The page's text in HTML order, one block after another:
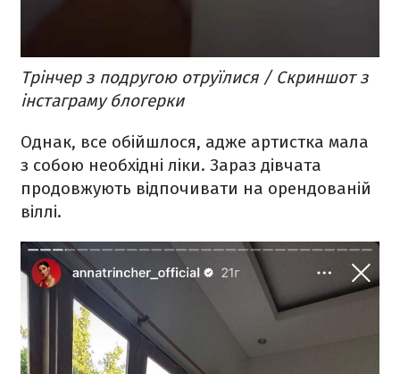
Трінчер з подругою отруїлися / Скриншот з
інстаграму блогерки
Однак, все обійшлося, адже артистка мала
з собою необхідні ліки. Зараз дівчата
продовжують відпочивати на орендованій
віллі.